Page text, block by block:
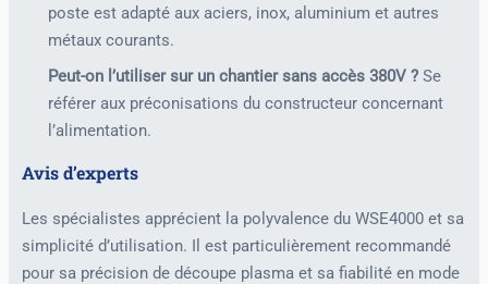
poste est adapté aux aciers, inox, aluminium et autres
métaux courants.
Peut-on l’utiliser sur un chantier sans accès 380V ? Se
référer aux préconisations du constructeur concernant
l’alimentation.
Avis d’experts
Les spécialistes apprécient la polyvalence du WSE4000 et sa
simplicité d’utilisation. Il est particulièrement recommandé
pour sa précision de découpe plasma et sa fiabilité en mode